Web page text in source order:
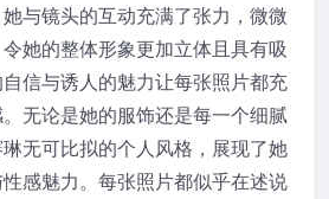
与镜头的互动充满了张力，微微
她的整体形象更加立体且具有吸
信与诱人的魅力让每张照片都充
无论是她的服饰还是每一个细腻
无可比拟的个人风格，展现了她
感魅力。每张照片都似乎在述说